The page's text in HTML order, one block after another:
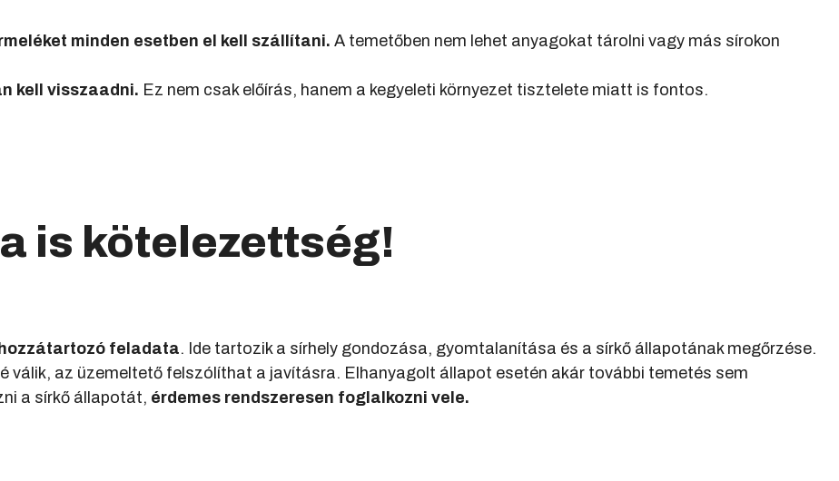
minden esetben el kell szállítani. A temetőben nem lehet anyagokat tárolni vagy más sírokon
kell visszaadni. Ez nem csak előírás, hanem a kegyeleti környezet tisztelete miatt is fontos.
is kötelezettség!
hozzátartozó feladata. Ide tartozik a sírhely gondozása, gyomtalanítása és a sírkő állapotának megőrzése.
válik, az üzemeltető felszólíthat a javításra. Elhanyagolt állapot esetén akár további temetés sem
a sírkő állapotát, érdemes rendszeresen foglalkozni vele.